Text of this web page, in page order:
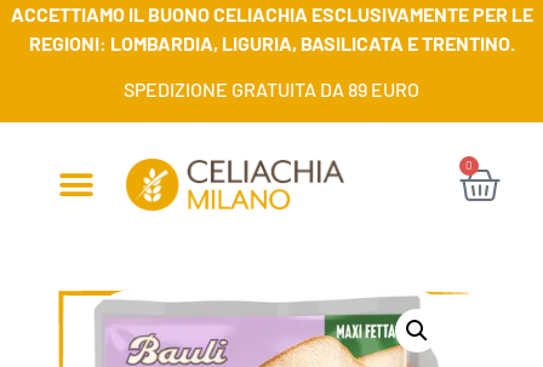
ACCETTIAMO IL BUONO CELIACHIA ESCLUSIVAMENTE PER LE
REGIONI: LOMBARDIA, LIGURIA, BASILICATA E TRENTINO.
SPEDIZIONE GRATUITA DA 89 EURO
0